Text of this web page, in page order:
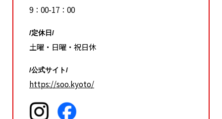
9：00-17：00
/定休日/
土曜・日曜・祝日休
/公式サイト/
https://soo.kyoto/